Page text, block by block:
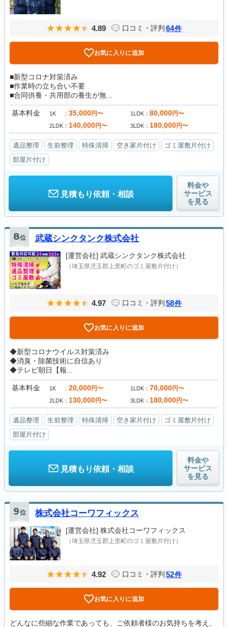
4.89 口コミ・評判 64件
お気に入りに追加
■新型コロナ対策済み
■作業時の立ち合い不要
■合同供養・共用部の養生が無...
基本料金 1K 35,000円〜 1LDK 80,000円〜
2LDK 140,000円〜 3LDK 180,000円〜
遺品整理 生前整理 特殊清掃 空き家片付け
ゴミ屋敷片付け
部屋片付け
見積もり依頼・相談
料金や
サービス
を見る
8位 武蔵シンクタンク株式会社
[運営会社] 武蔵シンクタンク株式会社
（埼玉県児玉郡上里町のゴミ屋敷片付け）
4.97 口コミ・評判 58件
お気に入りに追加
◆新型コロナウイルス対策済み
◆消臭・除菌技術に自信あり
◆テレビ朝日【報...
基本料金 1K 20,000円〜 1LDK 70,000円〜
2LDK 130,000円〜 3LDK 180,000円〜
遺品整理 生前整理 特殊清掃 空き家片付け
ゴミ屋敷片付け
部屋片付け
見積もり依頼・相談
料金や
サービス
を見る
9位 株式会社コーワフィックス
[運営会社] 株式会社コーワフィックス
（埼玉県児玉郡上里町のゴミ屋敷片付け）
4.92 口コミ・評判 52件
お気に入りに追加
どんなに些細な作業であっても、ご依頼者様のお気持ちを考え、